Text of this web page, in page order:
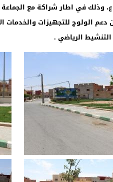
مشروع، وذلك في اطار شراكة مع
الولوج للتجهيزات والخدمات
الرياضي .